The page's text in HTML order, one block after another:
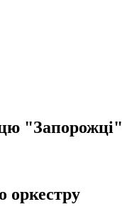
"Запорожці"
оркестру